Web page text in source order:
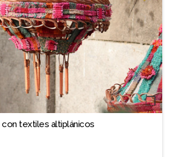
❐
con textiles altiplánicos